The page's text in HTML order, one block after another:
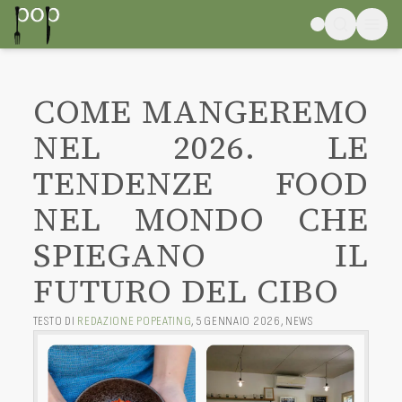
COME MANGEREMO
NEL 2026. LE
TENDENZE FOOD
NEL MONDO CHE
SPIEGANO IL
FUTURO DEL CIBO
TESTO DI REDAZIONE POPEATING, 5 GENNAIO 2026, NEWS